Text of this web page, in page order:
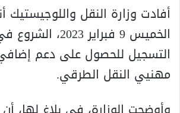
أفادت وزارة النقل واللوجيستيك
الخميس 9 فبراير
التسجيل للحصول على دعم
مهنيي النقل الطرقي.